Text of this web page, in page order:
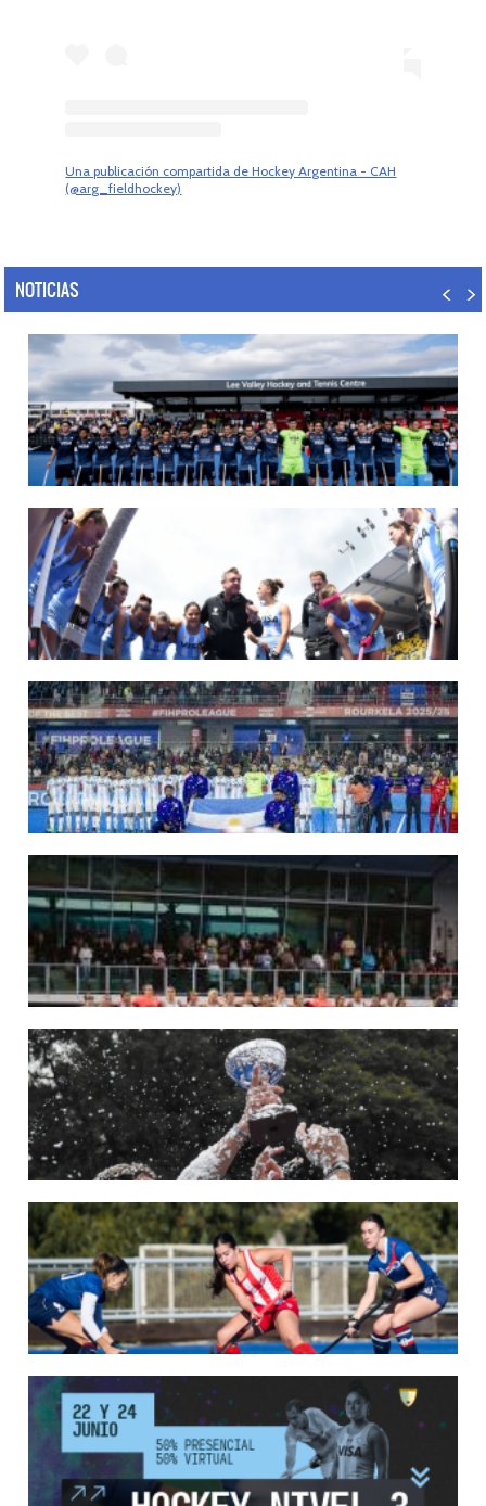
Una publicación compartida de Hockey Argentina - CAH
(@arg_fieldhockey)
NOTICIAS
14/07/2026
MUNDIAL 2026: LOS LEONES CONVOCADOS POR LUCAS REY
Del 15 al 30 de agosto disputarán el Mundial en Países Bajos y Bélgica.
LEER MÁS
09/07/2026
MUNDIAL 2026: LAS LEONAS CONVOCADAS POR FERNANDO F...
Del 15 al 30 de agosto disputarán el Mundial 2026 en Países Bajos y Bélgica.
LEER MÁS
29/05/2026
LOS LEONES CONVOCADOS PARA LA VENTANA EUROPEA DE P...
En junio, el seleccionado nacional disputará las últimas dos ventanas de Pro
League 2025-26 en Inglaterra y Alemania.
LEER MÁS
22/05/2026
LAS LEONAS CONVOCADAS PARA LA VENTANA EUROPEA DE P...
En junio, el seleccionado nacional disputará las últimas dos ventanas de Pro
League 2025-26 en Bélgica e Inglaterra.
18/05/2026
SE DEFINIERON LOS CAMPEONES DE LA PRIMERA FASE DE ...
Del 13 al 17 de mayo se llevó a cabo el torneo que reúne a los mejores clubes del
país.
LEER MÁS
13/05/2026
EN MARCHA LA PRIMERA FASE DE LA SUPERLIGA DE HOCKE...
Del 13 al 17 de mayo los mejores clubes del país se enfrentan durante 5 días en
todo el territorio nacional
LEER MÁS